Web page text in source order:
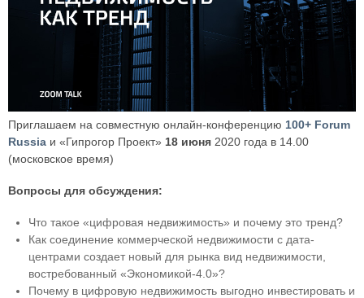
Приглашаем на совместную онлайн-конференцию 100+ Forum
Russia и «Гипрогор Проект» 18 июня 2020 года в 14.00
(московское время)
Вопросы для обсуждения:
Что такое «цифровая недвижимость» и почему это тренд?
Как соединение коммерческой недвижимости с дата-
центрами создает новый для рынка вид недвижимости,
востребованный «Экономикой-4.0»?
Почему в цифровую недвижимость выгодно инвестировать и